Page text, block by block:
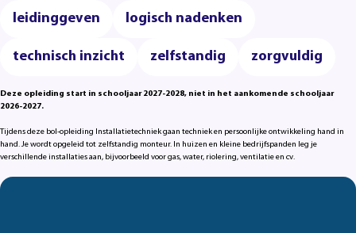
leidinggeven logisch nadenken
technisch inzicht zelfstandig zorgvuldig
Deze opleiding start in schooljaar 2027-2028, niet in het aankomende schooljaar
2026-2027.
Tijdens deze bol-opleiding Installatietechniek gaan techniek en persoonlijke ontwikkeling hand in
hand. Je wordt opgeleid tot zelfstandig monteur. In huizen en kleine bedrijfspanden leg je
verschillende installaties aan, bijvoorbeeld voor gas, water, riolering, ventilatie en cv.